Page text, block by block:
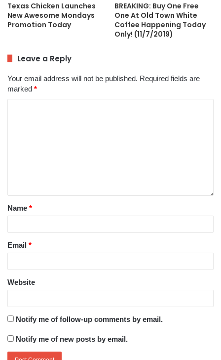
Texas Chicken Launches
New Awesome Mondays
Promotion Today
BREAKING: Buy One Free
One At Old Town White
Coffee Happening Today
Only! (11/7/2019)
Leave a Reply
Your email address will not be published. Required fields are
marked *
Name *
Email *
Website
Notify me of follow-up comments by email.
Notify me of new posts by email.